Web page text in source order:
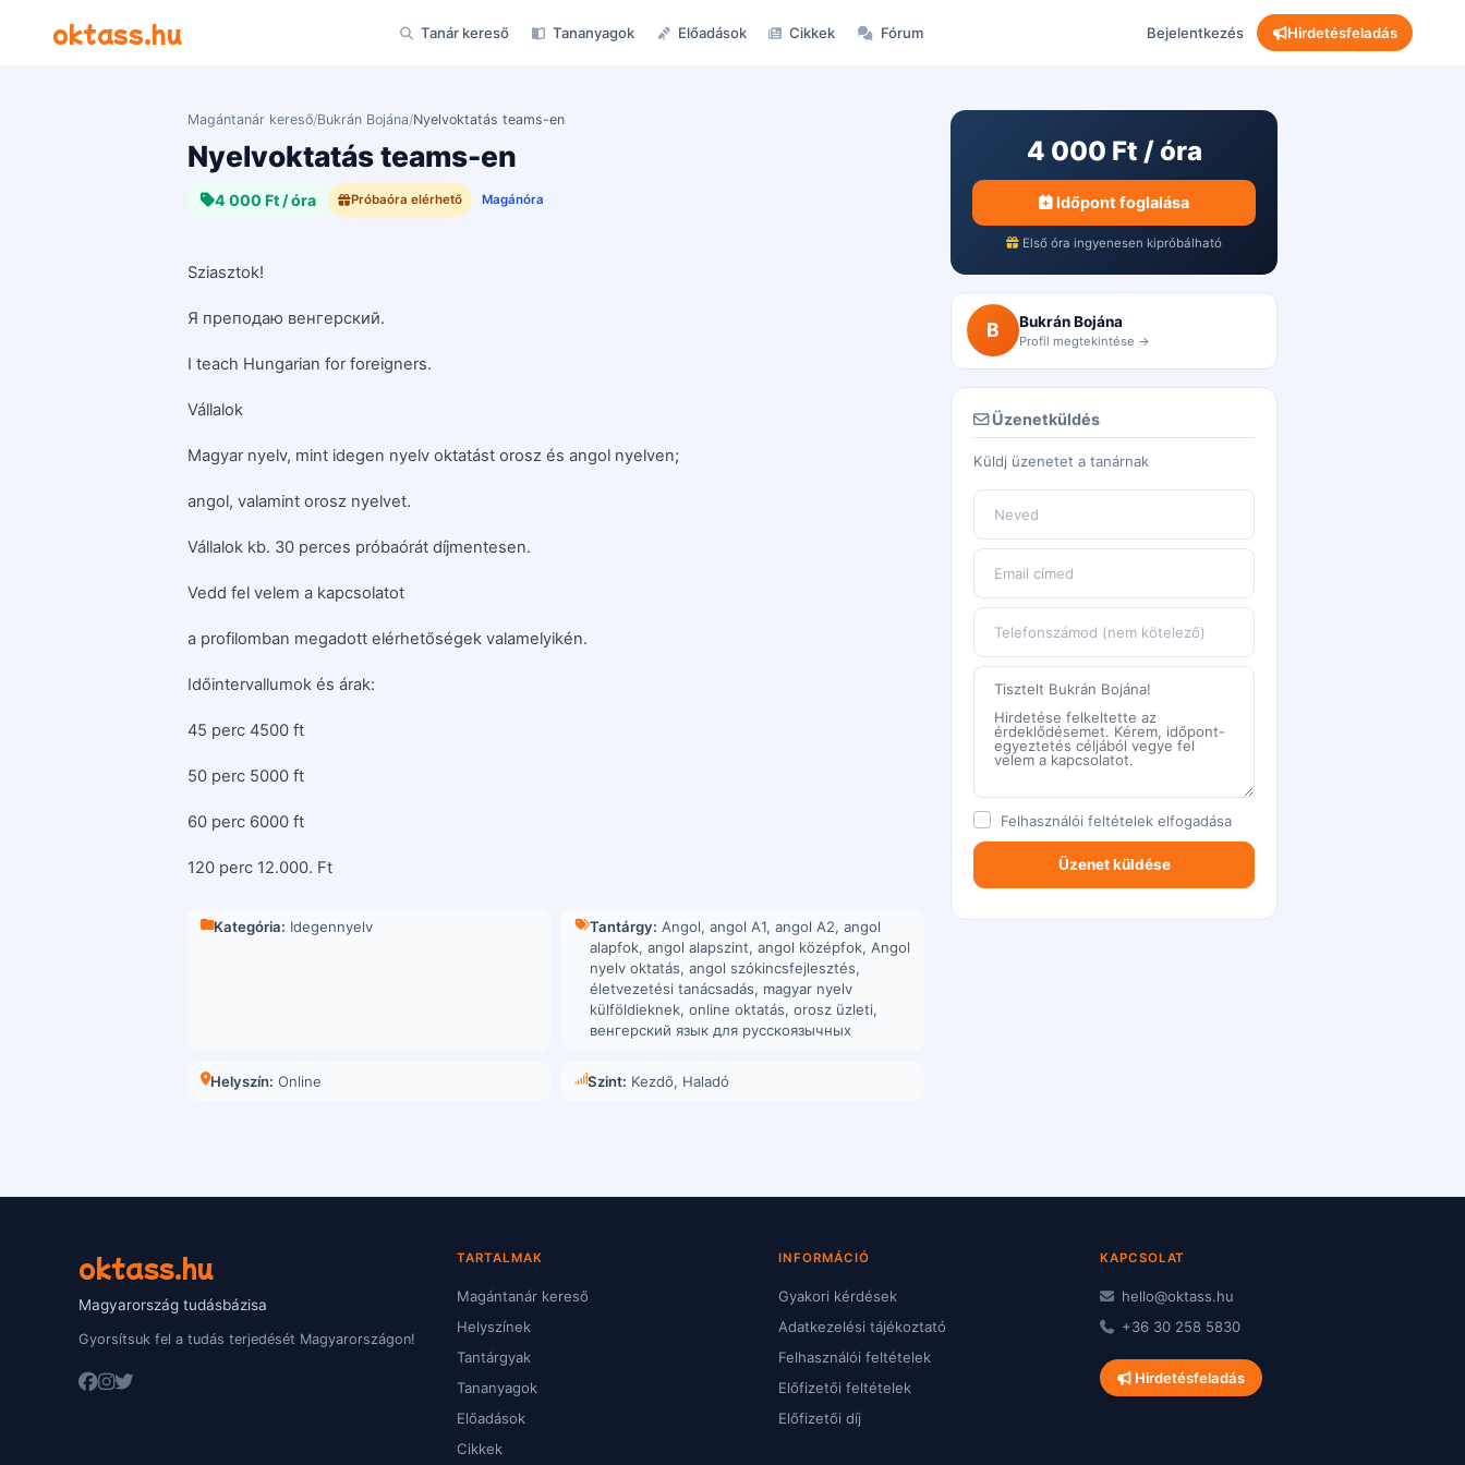
oktass.hu Tanár kereső Tananyagok Előadások Cikkek Fórum Bejelentkezés Hirdetésfeladás
Magántanár kereső/Bukrán Bojána/Nyelvoktatás teams-en
Nyelvoktatás teams-en
4 000 Ft / óra Próbaóra elérhető Magánóra
Sziasztok!
Я преподаю венгерский.
I teach Hungarian for foreigners.
Vállalok
Magyar nyelv, mint idegen nyelv oktatást orosz és angol nyelven;
angol, valamint orosz nyelvet.
Vállalok kb. 30 perces próbaórát díjmentesen.
Vedd fel velem a kapcsolatot
a profilomban megadott elérhetőségek valamelyikén.
Időintervallumok és árak:
45 perc 4500 ft
50 perc 5000 ft
60 perc 6000 ft
120 perc 12.000. Ft
Kategória: Idegennyelv Tantárgy: Angol, angol A1, angol A2, angol
alapfok, angol alapszint, angol középfok, Angol
nyelv oktatás, angol szókincsfejlesztés,
életvezetési tanácsadás, magyar nyelv
külföldieknek, online oktatás, orosz üzleti,
венгерский язык для русскоязычных
Helyszín: Online Szint: Kezdő, Haladó
4 000 Ft / óra
Időpont foglalása
Első óra ingyenesen kipróbálható
B Bukrán Bojána
Profil megtekintése →
Üzenetküldés
Küldj üzenetet a tanárnak
Felhasználói feltételek elfogadása
oktass.hu
Magyarország tudásbázisa
Gyorsítsuk fel a tudás terjedését Magyarországon!
TARTALMAK
Magántanár kereső
Helyszínek
Tantárgyak
Tananyagok
Előadások
Cikkek
INFORMÁCIÓ
Gyakori kérdések
Adatkezelési tájékoztató
Felhasználói feltételek
Előfizetői feltételek
Előfizetői díj
KAPCSOLAT
hello@oktass.hu
+36 30 258 5830
Hirdetésfeladás